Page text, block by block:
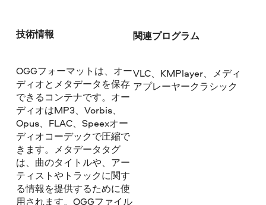
技術情報
OGGフォーマットは、オー
ディオとメタデータを保存
できるコンテナです。オー
ディオはMP3、Vorbis、
Opus、FLAC、Speexオー
ディオコーデックで圧縮で
きます。メタデータタグ
は、曲のタイトルや、アー
ティストやトラックに関す
る情報を提供するために使
用されます。OGGファイル
関連プログラム
VLC、KMPlayer、メディ
アプレーヤークラシック